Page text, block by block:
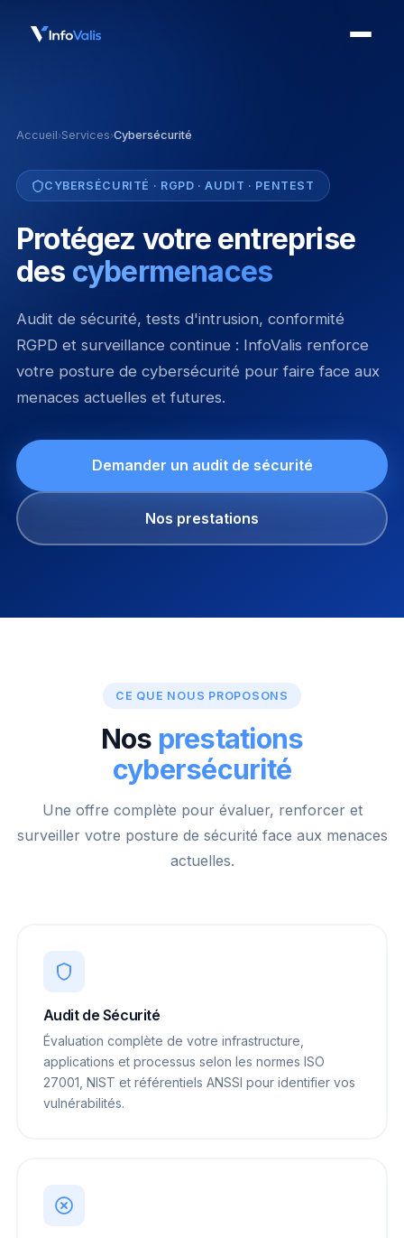
Accueil›Services›Cybersécurité
CYBERSÉCURITÉ · RGPD · AUDIT · PENTEST
Protégez votre entreprise
des cybermenaces
Audit de sécurité, tests d'intrusion, conformité
RGPD et surveillance continue : InfoValis renforce
votre posture de cybersécurité pour faire face aux
menaces actuelles et futures.
Demander un audit de sécurité
Nos prestations
CE QUE NOUS PROPOSONS
Nos prestations
cybersécurité
Une offre complète pour évaluer, renforcer et
surveiller votre posture de sécurité face aux menaces
actuelles.
Audit de Sécurité
Évaluation complète de votre infrastructure,
applications et processus selon les normes ISO
27001, NIST et référentiels ANSSI pour identifier vos
vulnérabilités.